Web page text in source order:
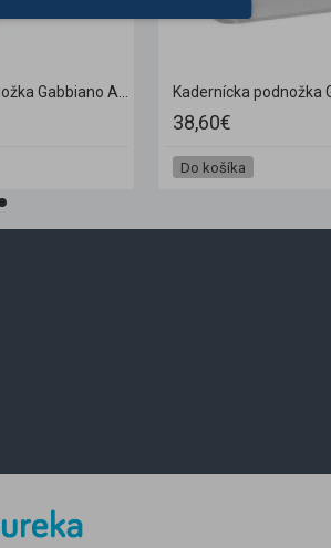
38,60€
Do košíka